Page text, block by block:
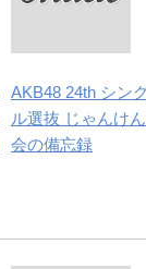
AKB48 24th シン
ル選抜 じゃんけ
会の備忘録